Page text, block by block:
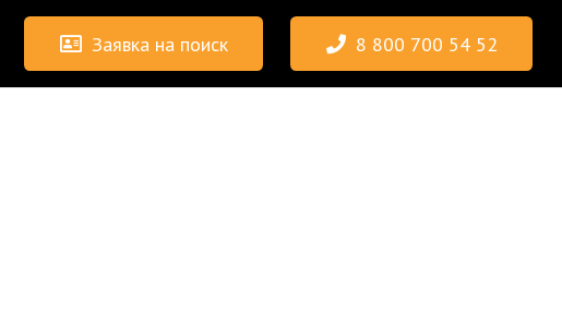
Заявка на поиск 8 800 700 54 52